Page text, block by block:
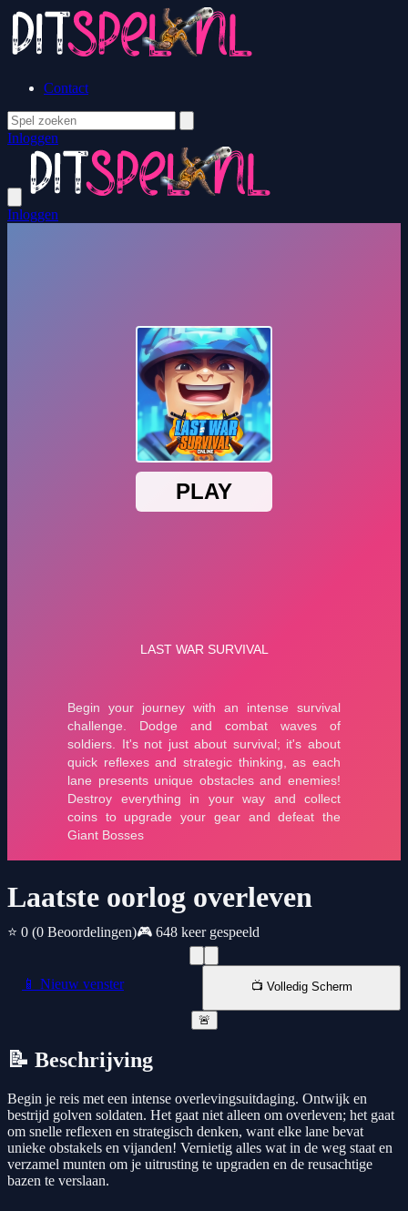
Contact
Inloggen
Inloggen
Laatste oorlog overleven
⭐ 0 (0 Beoordelingen)🎮 648 keer gespeeld
📱 Nieuw venster 📺 Volledig Scherm
🚨
📝 Beschrijving
Begin je reis met een intense overlevingsuitdaging. Ontwijk en
bestrijd golven soldaten. Het gaat niet alleen om overleven; het gaat
om snelle reflexen en strategisch denken, want elke lane bevat
unieke obstakels en vijanden! Vernietig alles wat in de weg staat en
verzamel munten om je uitrusting te upgraden en de reusachtige
bazen te verslaan.